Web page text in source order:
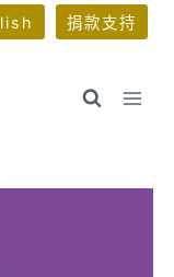
捐款支持